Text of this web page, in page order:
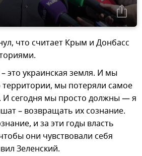
что считает Крым и Донбасс
это украинская земля. И мы
территории, мы потеряли самое
И сегодня мы просто должны — я
– возвращать их сознание.
и за эти годы власть
они чувствовали себя
Зеленский.